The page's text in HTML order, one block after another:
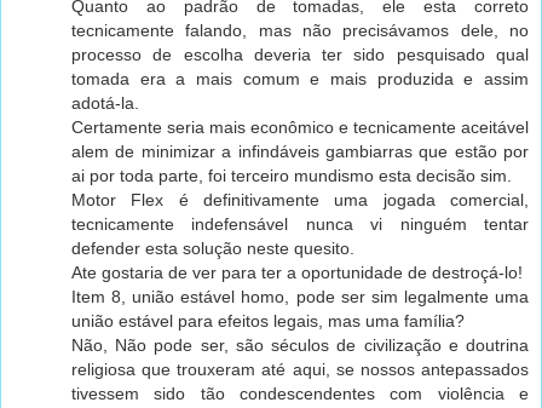
Quanto ao padrão de tomadas, ele esta correto
tecnicamente falando, mas não precisávamos dele, no
processo de escolha deveria ter sido pesquisado qual
tomada era a mais comum e mais produzida e assim
adotá-la.
Certamente seria mais econômico e tecnicamente aceitável
alem de minimizar a infindáveis gambiarras que estão por
ai por toda parte, foi terceiro mundismo esta decisão sim.
Motor Flex é definitivamente uma jogada comercial,
tecnicamente indefensável nunca vi ninguém tentar
defender esta solução neste quesito.
Ate gostaria de ver para ter a oportunidade de destroçá-lo!
Item 8, união estável homo, pode ser sim legalmente uma
união estável para efeitos legais, mas uma família?
Não, Não pode ser, são séculos de civilização e doutrina
religiosa que trouxeram até aqui, se nossos antepassados
tivessem sido tão condescendentes com violência e